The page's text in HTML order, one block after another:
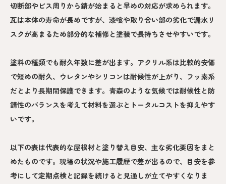
切断部やビス周りから錆が始まると早めの対応が求められます。
瓦は本体の寿命が長めですが、漆喰や取り合い部の劣化で漏水リ
スクが高まるため部分的な補修と塗装で長持ちさせやすいです。
塗料の種類でも耐久年数に差が出ます。アクリル系は比較的安価
で短めの耐久、ウレタンやシリコンは耐候性が上がり、フッ素系
だとより長期間保護できます。青森のような気候では耐候性と防
錆性のバランスを考えて材料を選ぶとトータルコストを抑えやす
いです。
以下の表は代表的な屋根材と塗り替え目安、主な劣化要因をまと
めたものです。現場の状況や施工履歴で差が出るので、目安を参
考にして定期点検と記録を続けると見通しが立てやすくなりま